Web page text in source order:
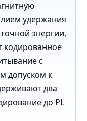
удержания
энергии,
кодированное
с
допуском к
два
до PL